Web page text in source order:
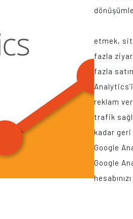
etmek,
fazla
fazla
reklam
trafik
kadar geri
Google
Google